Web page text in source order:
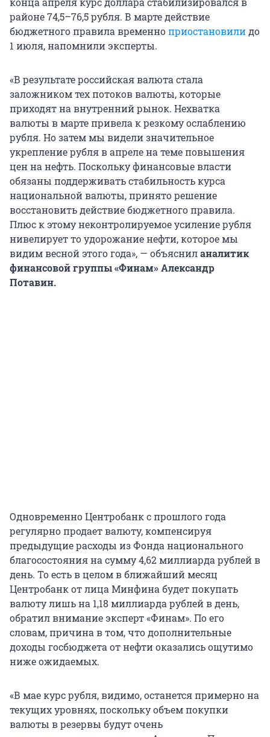
районе 74,5–76,5 рубля. В марте действие
бюджетного правила временноприостановилидо
1 июля, напомнили эксперты.
«В результате российская валюта стала
заложником тех потоков валюты, которые
приходят на внутренний рынок. Нехватка
валюты в марте привела к резкому ослаблению
рубля. Но затем мы видели значительное
укрепление рубля в апреле на теме повышения
цен на нефть. Поскольку финансовые власти
обязаны поддерживать стабильность курса
национальной валюты, принято решение
восстановить действие бюджетного правила.
Плюс к этому неконтролируемое усиление рубля
нивелирует то удорожание нефти, которое мы
видим весной этого года», — объясниланалитик
финансовой группы «Финам» Александр
Потавин.
Одновременно Центробанк с прошлого года
регулярно продает валюту, компенсируя
предыдущие расходы из Фонда национального
благосостояния на сумму4,62 миллиардарублей в
день. То есть в целом в ближайший месяц
Центробанк от лица Минфина будет покупать
валюту лишь на 1,18 миллиардарублей в день,
обратил внимание эксперт «Финам». По его
словам, причина в том, что дополнительные
доходы госбюджета от нефти оказались ощутимо
ниже ожидаемых.
«В мае курс рубля, видимо, останется примерно на
текущих уровнях, поскольку объем покупки
валюты в резервы будут очень